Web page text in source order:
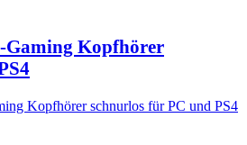
Gaming Kopfhörer